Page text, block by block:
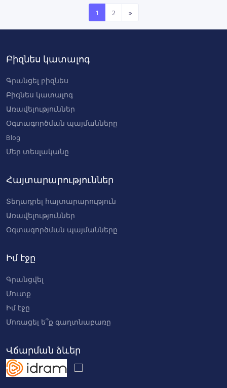
1 2 »
Բիզնես կատալոգ
Գրանցել բիզնես
Բիզնես կատալոգ
Առավելություններ
Օգտագործման պայմանները
Blog
Մեր տեսլականը
Հայտարարություններ
Տեղադրել հայտարարություն
Առավելություններ
Օգտագործման պայմանները
Իմ էջը
Գրանցվել
Մուտք
Իմ էջը
Մոռացել ե՞ք գաղտնաբառը
Վճարման ձևեր